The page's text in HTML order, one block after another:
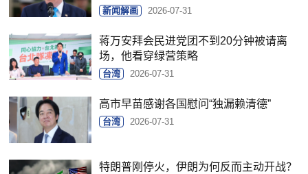
新闻解画 2026-07-31
蒋万安拜会民进党团不到20分钟被请离
场，他看穿绿营策略
台湾 2026-07-31
高市早苗感谢各国慰问“独漏赖清德”
台湾 2026-07-31
特朗普刚停火，伊朗为何反而主动开战？